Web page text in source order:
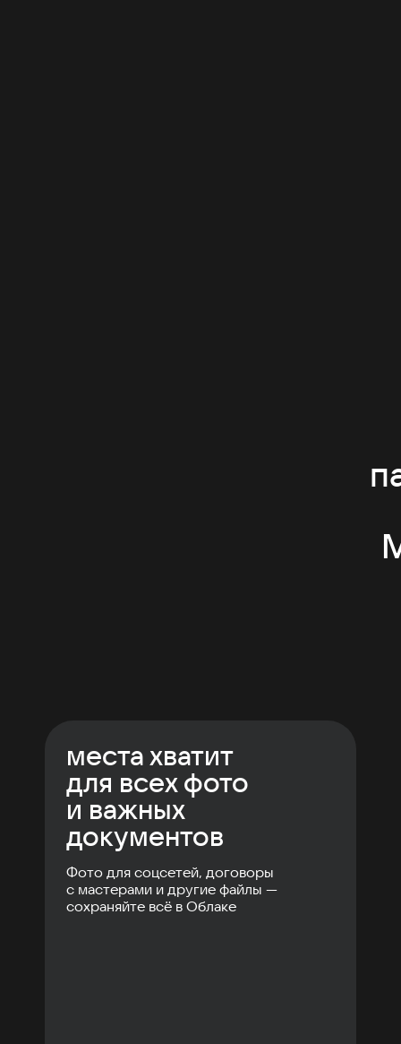
места хватит
для всех фото
и важных
документов
Фото для соцсетей, договоры
с мастерами и другие файлы —
сохраняйте всё в Облаке